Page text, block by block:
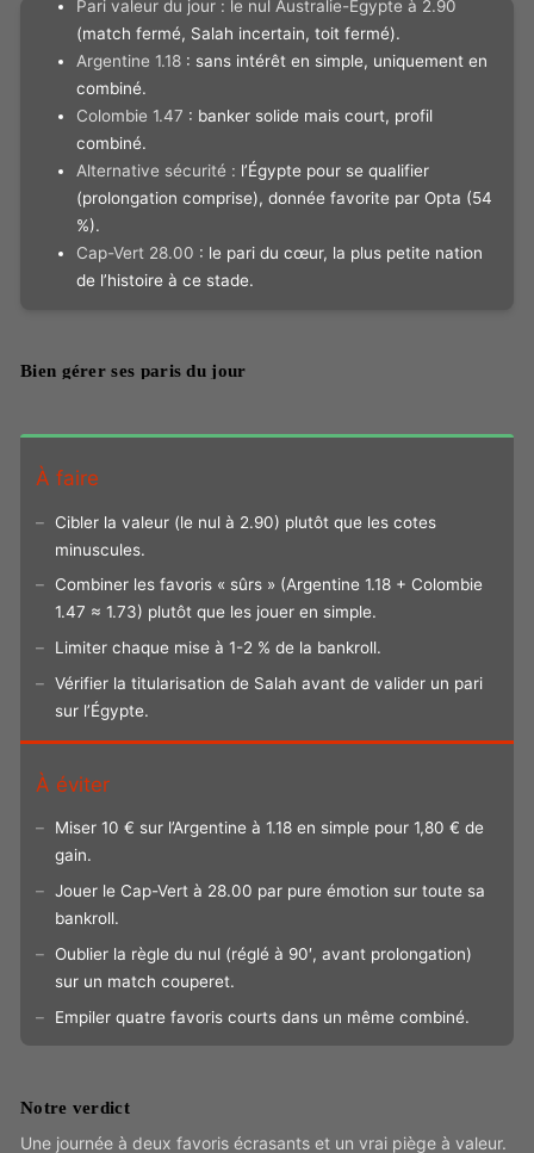
Pari valeur du jour : le nul Australie-Égypte à 2.90
(match fermé, Salah incertain, toit fermé).
Argentine 1.18: sans intérêt en simple, uniquement en
combiné.
Colombie 1.47 : banker solide mais court, profil
combiné.
Alternative sécurité : l’Égypte pour se qualifier
(prolongation comprise), donnée favorite par Opta (54
%).
Cap-Vert 28.00 : le pari du cœur, la plus petite nation
de l’histoire à ce stade.
Bien gérer ses paris du jour
À faire
Cibler la valeur (le nul à 2.90) plutôt que les cotes
minuscules.
Combiner les favoris « sûrs » (Argentine 1.18 + Colombie
1.47 ≈ 1.73) plutôt que les jouer en simple.
Limiter chaque mise à 1-2 % de la bankroll.
Vérifier la titularisation de Salah avant de valider un pari
sur l’Égypte.
À éviter
Miser 10 € sur l’Argentine à 1.18 en simple pour 1,80 € de
gain.
Jouer le Cap-Vert à 28.00 par pure émotion sur toute sa
bankroll.
Oublier la règle du nul (réglé à 90′, avant prolongation)
sur un match couperet.
Empiler quatre favoris courts dans un même combiné.
Notre verdict
Une journée à deux favoris écrasants et un vrai piège à valeur.